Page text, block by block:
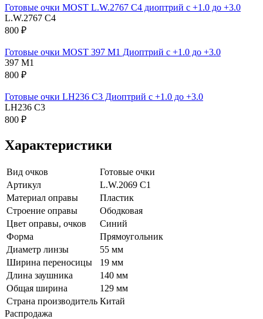
Готовые очки MOST L.W.2767 C4 диоптрий с +1.0 до +3.0
L.W.2767 C4
800 ₽
Готовые очки MOST 397 M1 Диоптрий с +1.0 до +3.0
397 M1
800 ₽
Готовые очки LH236 C3 Диоптрий с +1.0 до +3.0
LH236 C3
800 ₽
Характеристики
Вид очков
Готовые очки
Артикул
L.W.2069 C1
Материал оправы
Пластик
Строение оправы
Ободковая
Цвет оправы, очков
Синий
Форма
Прямоугольник
Диаметр линзы
55 мм
Ширина переносицы
19 мм
Длина заушника
140 мм
Общая ширина
129 мм
Страна производитель Китай
Распродажа